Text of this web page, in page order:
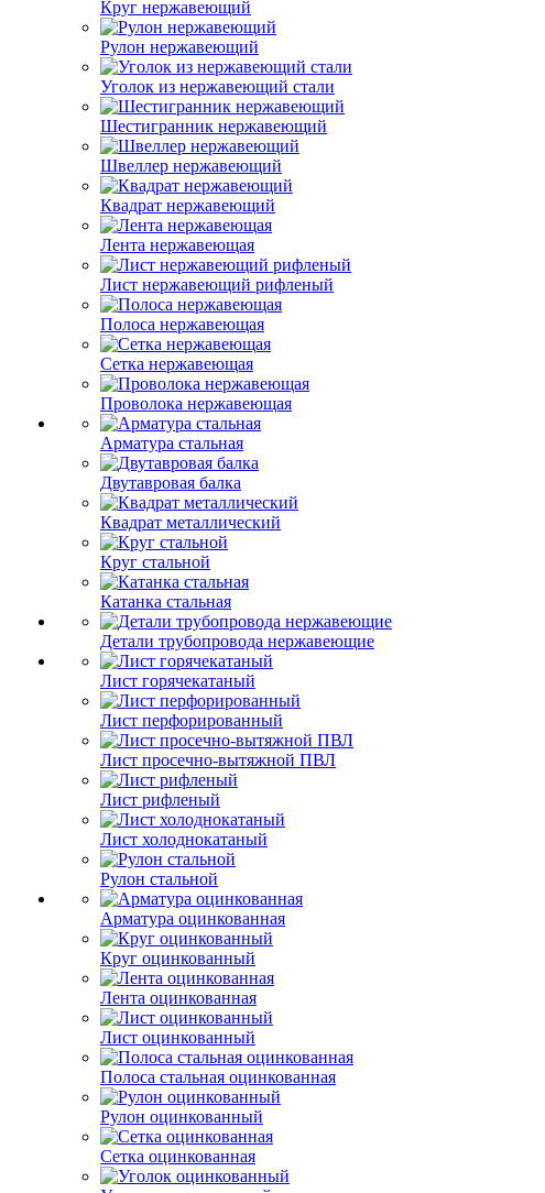
Круг нержавеющий
Рулон нержавеющий
Уголок из нержавеющий стали
Шестигранник нержавеющий
Швеллер нержавеющий
Квадрат нержавеющий
Лента нержавеющая
Лист нержавеющий рифленый
Полоса нержавеющая
Сетка нержавеющая
Проволока нержавеющая
Арматура стальная
Двутавровая балка
Квадрат металлический
Круг стальной
Катанка стальная
Детали трубопровода нержавеющие
Лист горячекатаный
Лист перфорированный
Лист просечно-вытяжной ПВЛ
Лист рифленый
Лист холоднокатаный
Рулон стальной
Арматура оцинкованная
Круг оцинкованный
Лента оцинкованная
Лист оцинкованный
Полоса стальная оцинкованная
Рулон оцинкованный
Сетка оцинкованная